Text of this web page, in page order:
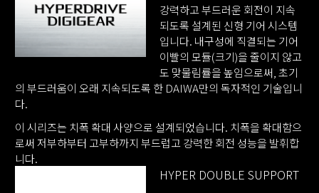
강력하고 부드러운 회전이 지속
되도록 설계된 신형 기어 시스템
입니다. 내구성에 직결되는 기어
이빨의 모듈(크기)을 줄이지 않고
도 맞물림률을 높임으로써, 초기
의 부드러움이 오래 지속되도록 한 DAIWA만의 독자적인 기술입니
다.
이 시리즈는 치폭 확대 사양으로 설계되었습니다. 치폭을 확대함으
로써 저부하부터 고부하까지 부드럽고 강력한 회전 성능을 발휘합
니다.
HYPER DOUBLE SUPPORT